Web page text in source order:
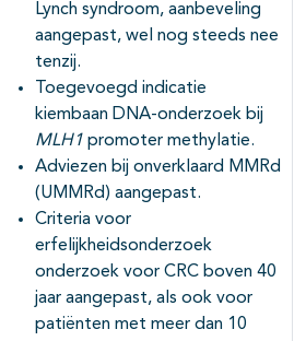
29-09-2025
maag en
FAP en MAP
29-09-2025
(FAP)
vormen van
29-09-2025
en surveillance bij
29-09-2025
Lynch syndroom, aanbeveling
aangepast, wel nog steeds nee
tenzij.
Toegevoegd indicatie
kiembaan DNA-onderzoek bij
MLH1 promoter methylatie.
Adviezen bij onverklaard MMRd
(UMMRd) aangepast.
Criteria voor
erfelijkheidsonderzoek
onderzoek voor CRC boven 40
jaar aangepast, als ook voor
patiënten met meer dan 10